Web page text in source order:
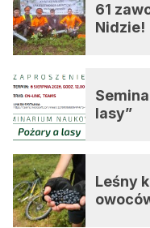
61
Nidzie!
lasy”
Leśny